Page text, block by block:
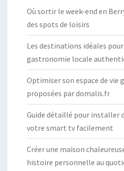
O
D
E
C
P
O
U
R
U
Où sortir le week-end en
des spots de loisirs
Les destinations idéales
gastronomie locale
Optimiser son espace de vie
proposées par domalis.fr
Guide détaillé pour installer
votre smart tv facilement
Créer une maison
histoire personnelle au